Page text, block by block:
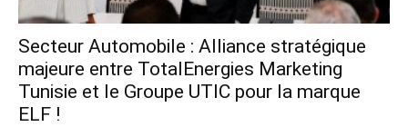
Secteur Automobile : Alliance stratégique
majeure entre TotalEnergies Marketing
Tunisie et le Groupe UTIC pour la marque
ELF !